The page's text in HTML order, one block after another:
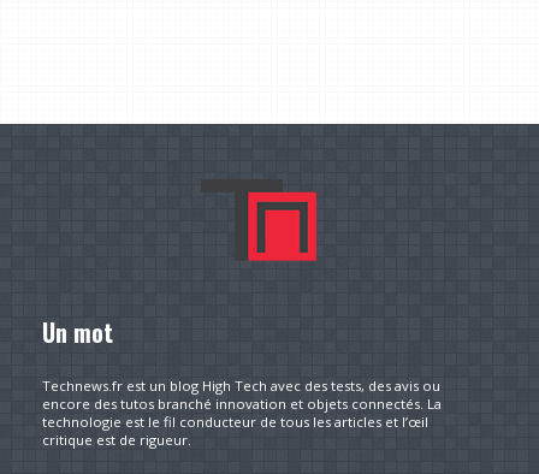
Un mot
Technews.fr est un blog High Tech avec des tests, des avis ou
encore des tutos branché innovation et objets connectés. La
technologie est le fil conducteur de tous les articles et l’œil
critique est de rigueur.